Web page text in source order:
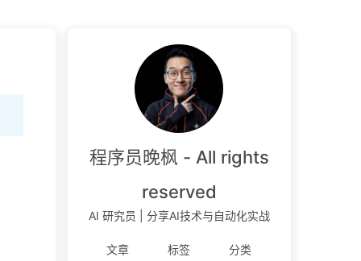
程序员晚枫 - All rights
reserved
AI 研究员 | 分享AI技术与自动化实战
文章 标签 分类